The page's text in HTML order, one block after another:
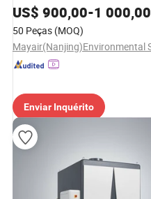
Maycare
US$ 900,00-1 000,00
50 Peças (MOQ)
Enviar Inquérito